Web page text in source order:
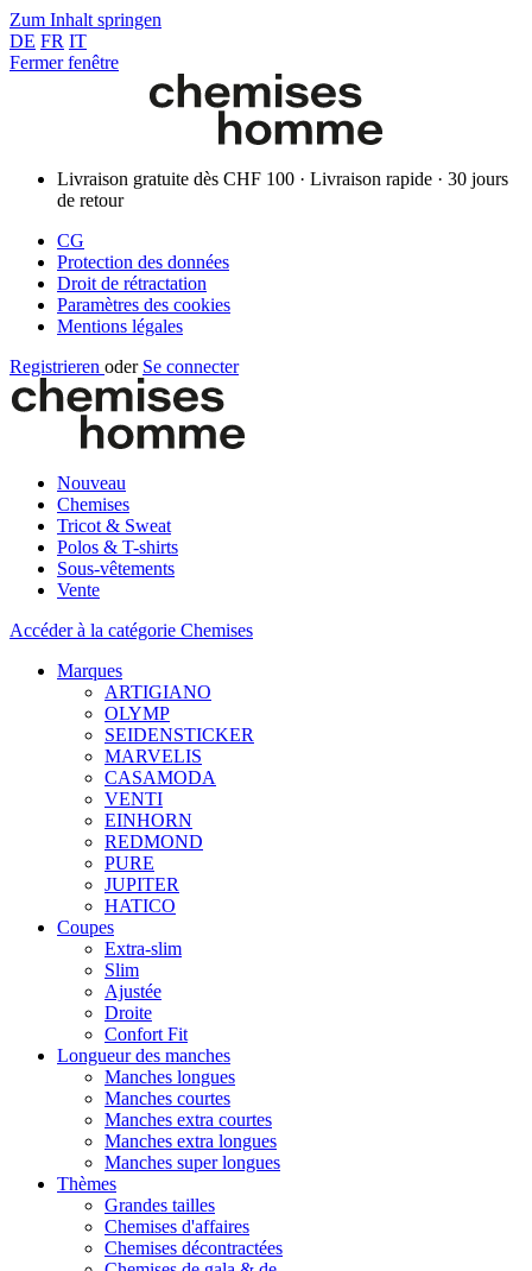
Zum Inhalt springen
DE FR IT
Fermer fenêtre
Livraison gratuite dès CHF 100 · Livraison rapide · 30 jours
de retour
CG
Protection des données
Droit de rétractation
Paramètres des cookies
Mentions légales
Registrieren oder Se connecter
Nouveau
Chemises
Tricot & Sweat
Polos & T-shirts
Sous-vêtements
Vente
Accéder à la catégorie Chemises
Marques
ARTIGIANO
OLYMP
SEIDENSTICKER
MARVELIS
CASAMODA
VENTI
EINHORN
REDMOND
PURE
JUPITER
HATICO
Coupes
Extra-slim
Slim
Ajustée
Droite
Confort Fit
Longueur des manches
Manches longues
Manches courtes
Manches extra courtes
Manches extra longues
Manches super longues
Thèmes
Grandes tailles
Chemises d'affaires
Chemises décontractées